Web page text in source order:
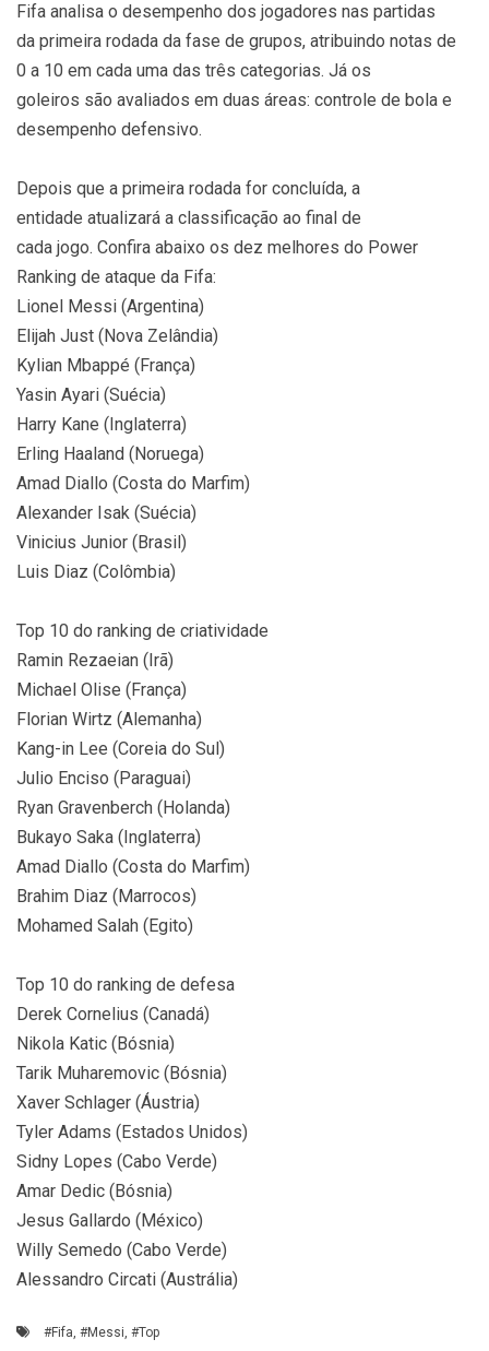
Fifa analisa o desempenho dos jogadores nas partidas
da primeira rodada da fase de grupos, atribuindo notas de
0 a 10 em cada uma das três categorias. Já os
goleiros são avaliados em duas áreas: controle de bola e
desempenho defensivo.
Depois que a primeira rodada for concluída, a
entidade atualizará a classificação ao final de
cada jogo. Confira abaixo os dez melhores do Power
Ranking de ataque da Fifa:
Lionel Messi (Argentina)
Elijah Just (Nova Zelândia)
Kylian Mbappé (França)
Yasin Ayari (Suécia)
Harry Kane (Inglaterra)
Erling Haaland (Noruega)
Amad Diallo (Costa do Marfim)
Alexander Isak (Suécia)
Vinicius Junior (Brasil)
Luis Diaz (Colômbia)
Top 10 do ranking de criatividade
Ramin Rezaeian (Irã)
Michael Olise (França)
Florian Wirtz (Alemanha)
Kang-in Lee (Coreia do Sul)
Julio Enciso (Paraguai)
Ryan Gravenberch (Holanda)
Bukayo Saka (Inglaterra)
Amad Diallo (Costa do Marfim)
Brahim Diaz (Marrocos)
Mohamed Salah (Egito)
Top 10 do ranking de defesa
Derek Cornelius (Canadá)
Nikola Katic (Bósnia)
Tarik Muharemovic (Bósnia)
Xaver Schlager (Áustria)
Tyler Adams (Estados Unidos)
Sidny Lopes (Cabo Verde)
Amar Dedic (Bósnia)
Jesus Gallardo (México)
Willy Semedo (Cabo Verde)
Alessandro Circati (Austrália)
#Fifa, #Messi, #Top